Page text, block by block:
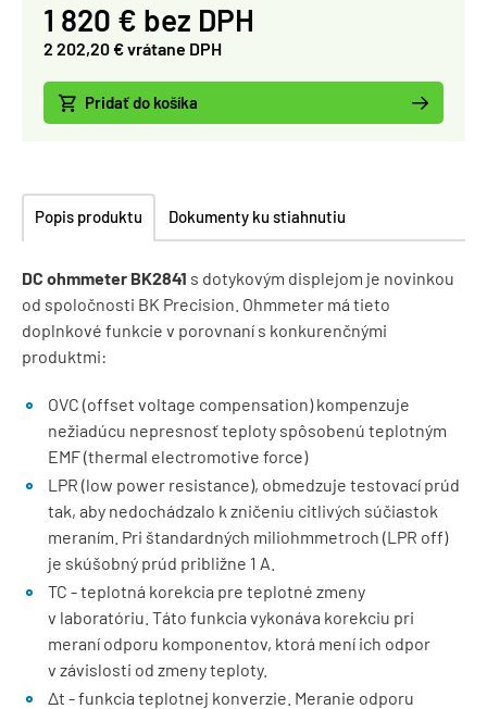
1 820 € bez DPH
2 202,20 € vrátane DPH
Pridať do košíka
Popis produktu Dokumenty ku stiahnutiu
DC ohmmeter BK2841 s dotykovým displejom je novinkou
od spoločnosti BK Precision. Ohmmeter má tieto
doplnkové funkcie v porovnaní s konkurenčnými
produktmi:
OVC (offset voltage compensation) kompenzuje
nežiadúcu nepresnosť teploty spôsobenú teplotným
EMF (thermal electromotive force)
LPR (low power resistance), obmedzuje testovací prúd
tak, aby nedochádzalo k zničeniu citlivých súčiastok
meraním. Pri štandardných miliohmmetroch (LPR off)
je skúšobný prúd približne 1 A.
TC - teplotná korekcia pre teplotné zmeny
v laboratóriu. Táto funkcia vykonáva korekciu pri
meraní odporu komponentov, ktorá mení ich odpor
v závislosti od zmeny teploty.
Δt - funkcia teplotnej konverzie. Meranie odporu